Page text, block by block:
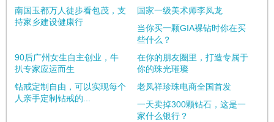
南国玉都万人徒步看包茂，支
持家乡建设健康行
国家一级美术师李凤龙
当你买一颗GIA裸钻时你在买
些什么？
90后广州女生自主创业，牛
扒专家应运而生
在你的朋友圈里，打造专属于
你的珠光璀璨
钻戒定制自由，可以实现每个
人亲手定制钻戒的...
老凤祥珍珠电商全国首发
一天卖掉300颗钻石，这是一
家什么银行？